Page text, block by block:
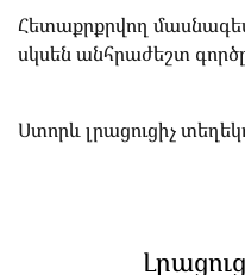
Հետաքրքրվող
սկսեն անհրաժեշտ
Ստորև լրացուցիչ